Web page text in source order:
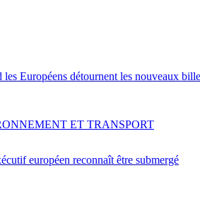
les Européens détournent les nouveaux
européen reconnaît être submergé
ET TRANSPORT